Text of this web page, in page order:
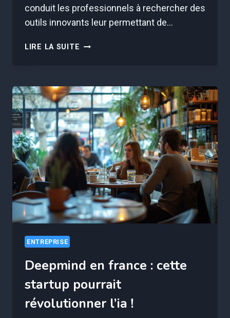
conduit les professionnels à rechercher des
outils innovants leur permettant de…
LIRE LA SUITE 12
POUR
BOOSTER
VOTRE
MARKETING
EN
2024
!
ENTREPRISE
Deepmind en france : cette
startup pourrait
révolutionner l’ia !